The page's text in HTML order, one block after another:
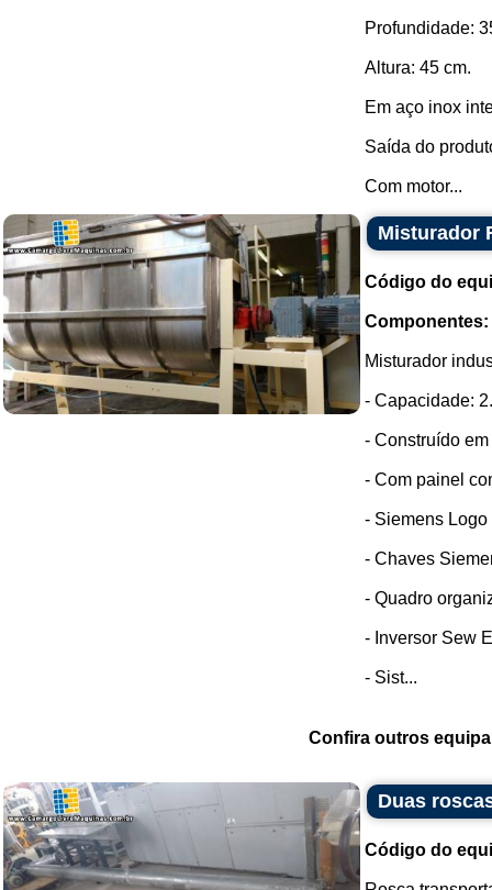
Profundidade:
Altura: 45 cm.
Em aço inox
Saída do
Com motor...
Misturador
Código do
Componentes:
Misturador
- Capacidade:
- Construído
- Com painel
- Siemens Logo
- Chaves
- Quadro
- Inversor Sew
- Sist...
Confira outros
Duas
Código do